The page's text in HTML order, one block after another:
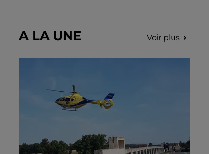
A LA UNE Voir plus